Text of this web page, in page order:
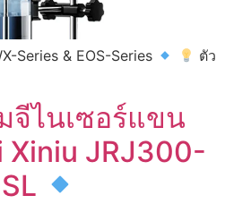
Series & EOS-Series
ตัว
จีไนเซอร์แขน
Xiniu JRJ300-